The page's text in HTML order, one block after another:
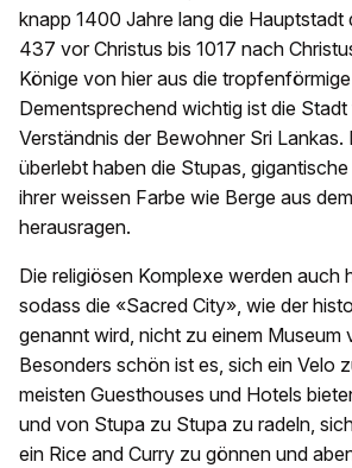
knapp 1400 Jahre lang die Hauptstadt
437 vor Christus bis 1017 nach
Könige von hier aus die
Dementsprechend wichtig ist die
Verständnis der Bewohner Sri Lankas.
überlebt haben die Stupas,
ihrer weissen Farbe wie Berge aus
herausragen.
Die religiösen Komplexe werden auch
sodass die «Sacred City», wie der
genannt wird, nicht zu einem Museum
Besonders schön ist es, sich ein Velo
meisten Guesthouses und Hotels
und von Stupa zu Stupa zu radeln,
ein Rice and Curry zu gönnen und